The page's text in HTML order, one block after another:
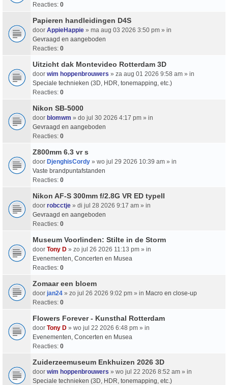
Reacties: 0
Papieren handleidingen D4S
door AppieHappie » ma aug 03 2026 3:50 pm » in
Gevraagd en aangeboden
Reacties: 0
Uitzicht dak Montevideo Rotterdam 3D
door wim hoppenbrouwers » za aug 01 2026 9:58 am » in
Speciale technieken (3D, HDR, tonemapping, etc.)
Reacties: 0
Nikon SB-5000
door blomwm » do jul 30 2026 4:17 pm » in
Gevraagd en aangeboden
Reacties: 0
Z800mm 6.3 vr s
door DjenghisCordy » wo jul 29 2026 10:39 am » in
Vaste brandpuntafstanden
Reacties: 0
Nikon AF-S 300mm f/2.8G VR ED typeII
door robcctje » di jul 28 2026 9:17 am » in
Gevraagd en aangeboden
Reacties: 0
Museum Voorlinden: Stilte in de Storm
door Tony D » zo jul 26 2026 11:13 pm » in
Evenementen, Concerten en Musea
Reacties: 0
Zomaar een bloem
door jan24 » zo jul 26 2026 9:02 pm » in Macro en close-up
Reacties: 0
Flowers Forever - Kunsthal Rotterdam
door Tony D » wo jul 22 2026 6:48 pm » in
Evenementen, Concerten en Musea
Reacties: 0
Zuiderzeemuseum Enkhuizen 2026 3D
door wim hoppenbrouwers » wo jul 22 2026 8:52 am » in
Speciale technieken (3D, HDR, tonemapping, etc.)